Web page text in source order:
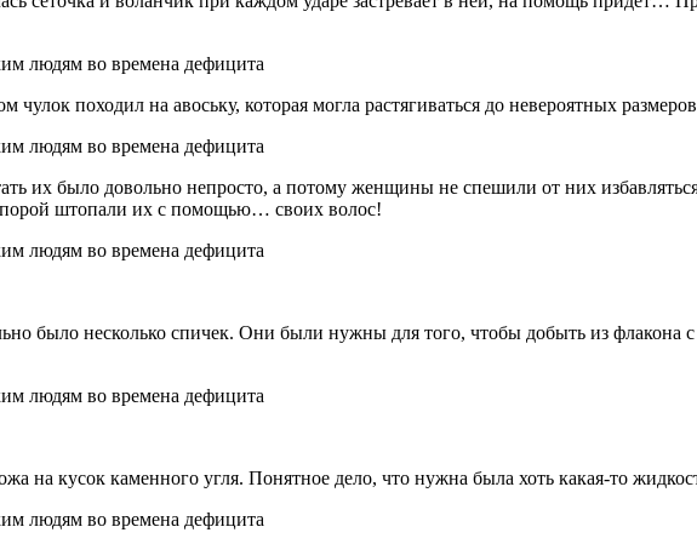
походил на авоську, которая могла растягиваться до невероятных
их было довольно непросто, а потому женщины не спешили от них
штопали их с помощью… своих волос!
было несколько спичек. Они были нужны для того, чтобы добыть из флакона
на кусок каменного угля. Понятное дело, что нужна была хоть какая-то